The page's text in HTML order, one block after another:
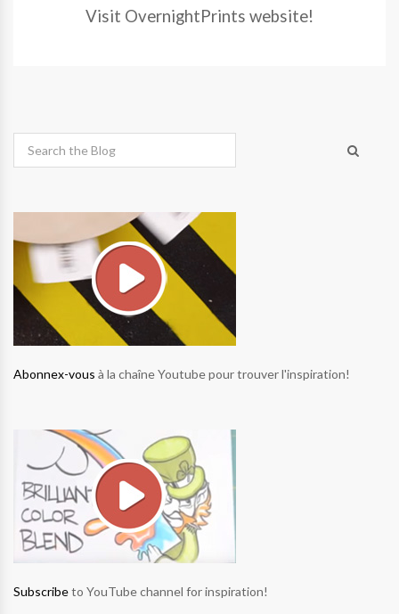
Visit OvernightPrints website!
Abonnex-vous à la chaîne Youtube pour trouver l'inspiration!
Subscribeto YouTube channel for inspiration!